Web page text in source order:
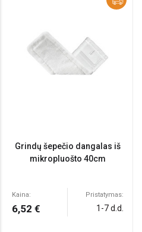
Grindų šepečio dangalas iš
mikropluošto 40cm
Kaina:
6,52 €
Pristatymas:
1-7 d.d.